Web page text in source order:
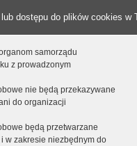
dostępu do plików cookies w
samorządu
z prowadzonym
nie będą przekazywane
do organizacji
będą przetwarzane
w zakresie niezbędnym do